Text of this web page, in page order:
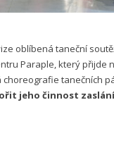
oblíbená taneční
Paraple, který přijde
tanečních
jeho činnost